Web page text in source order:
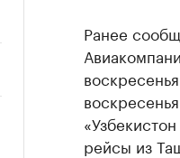
Ранее
рейсы из